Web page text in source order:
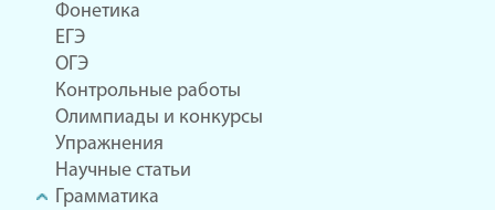
Фонетика
ЕГЭ
ОГЭ
Контрольные работы
Олимпиады и конкурсы
Упражнения
Научные статьи
Грамматика